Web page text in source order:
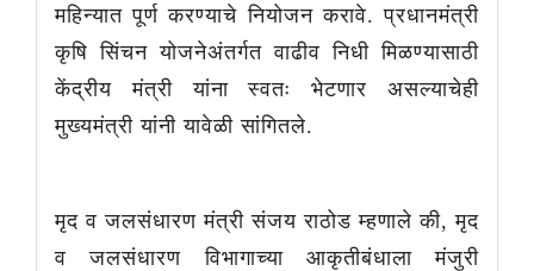
महिन्यात पूर्ण करण्याचे नियोजन करावे. प्रधानमंत्री
कृषि सिंचन योजनेअंतर्गत वाढीव निधी मिळण्यासाठी
केंद्रीय मंत्री यांना स्वतः भेटणार असल्याचेही
मुख्यमंत्री यांनी यावेळी सांगितले.
मृद व जलसंधारण मंत्री संजय राठोड म्हणाले की, मृद
व जलसंधारण विभागाच्या आकृतीबंधाला मंजुरी